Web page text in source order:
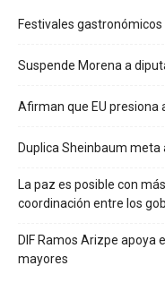
Festivales
Suspende Morena a
Afirman que EU
Duplica Sheinbaum
La paz es posible con
coordinación entre los
DIF Ramos Arizpe apoya
mayores